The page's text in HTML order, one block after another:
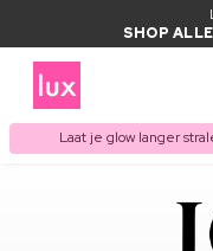
SHOP
Laat je glow langer